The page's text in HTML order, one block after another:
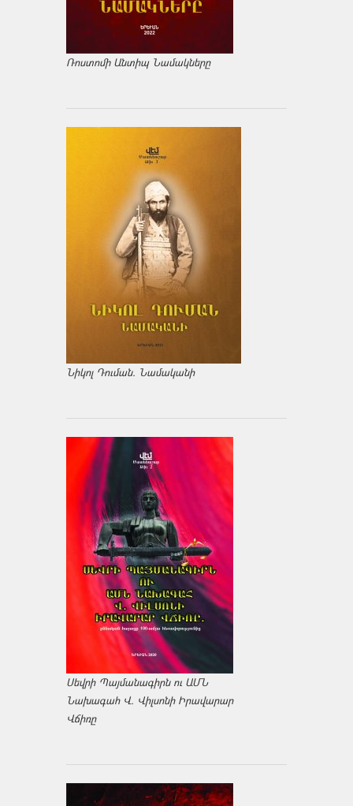
Ռոստոմի Անտիպ Նամակները
Նիկոլ Դուման. Նամականի
Սեվրի Պայմանագիրն ու ԱՄՆ
Նախագահ Վ. Վիլսոնի Իրավարար
Վճիռը